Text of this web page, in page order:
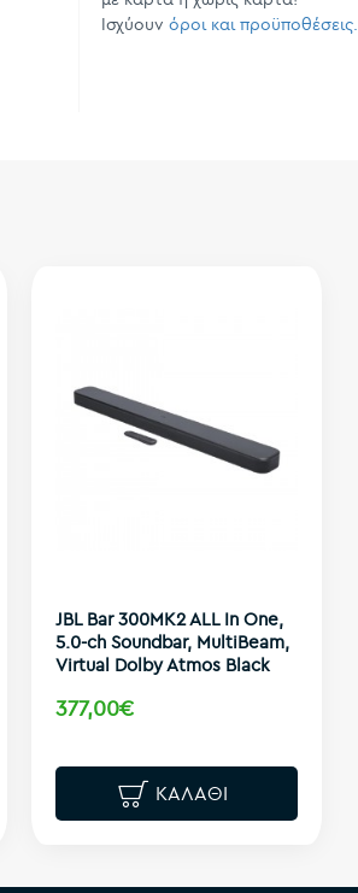
Ισχύουν όροι και προϋποθέσεις.
JBL Bar 300ΜK2 ALL In One,
5.0-ch Soundbar, MultiBeam,
Virtual Dolby Atmos Black
377,00€
ΚΑΛΆΘΙ